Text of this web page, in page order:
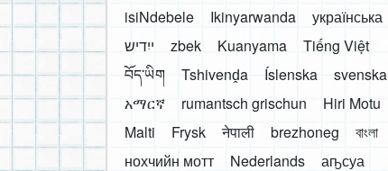
isiNdebele
Ikinyarwanda
українська
ייִדיש
zbek Kuanyama
Tiếng Việt
བོད་ཡིག
Tshivenḓa Íslenska
svenska
አማርኛ
rumantsch grischun
Hiri Motu
Malti
Frysk नेपाली brezhoneg
বাংলা
нохчийн мотт
Nederlands
аҧсуа